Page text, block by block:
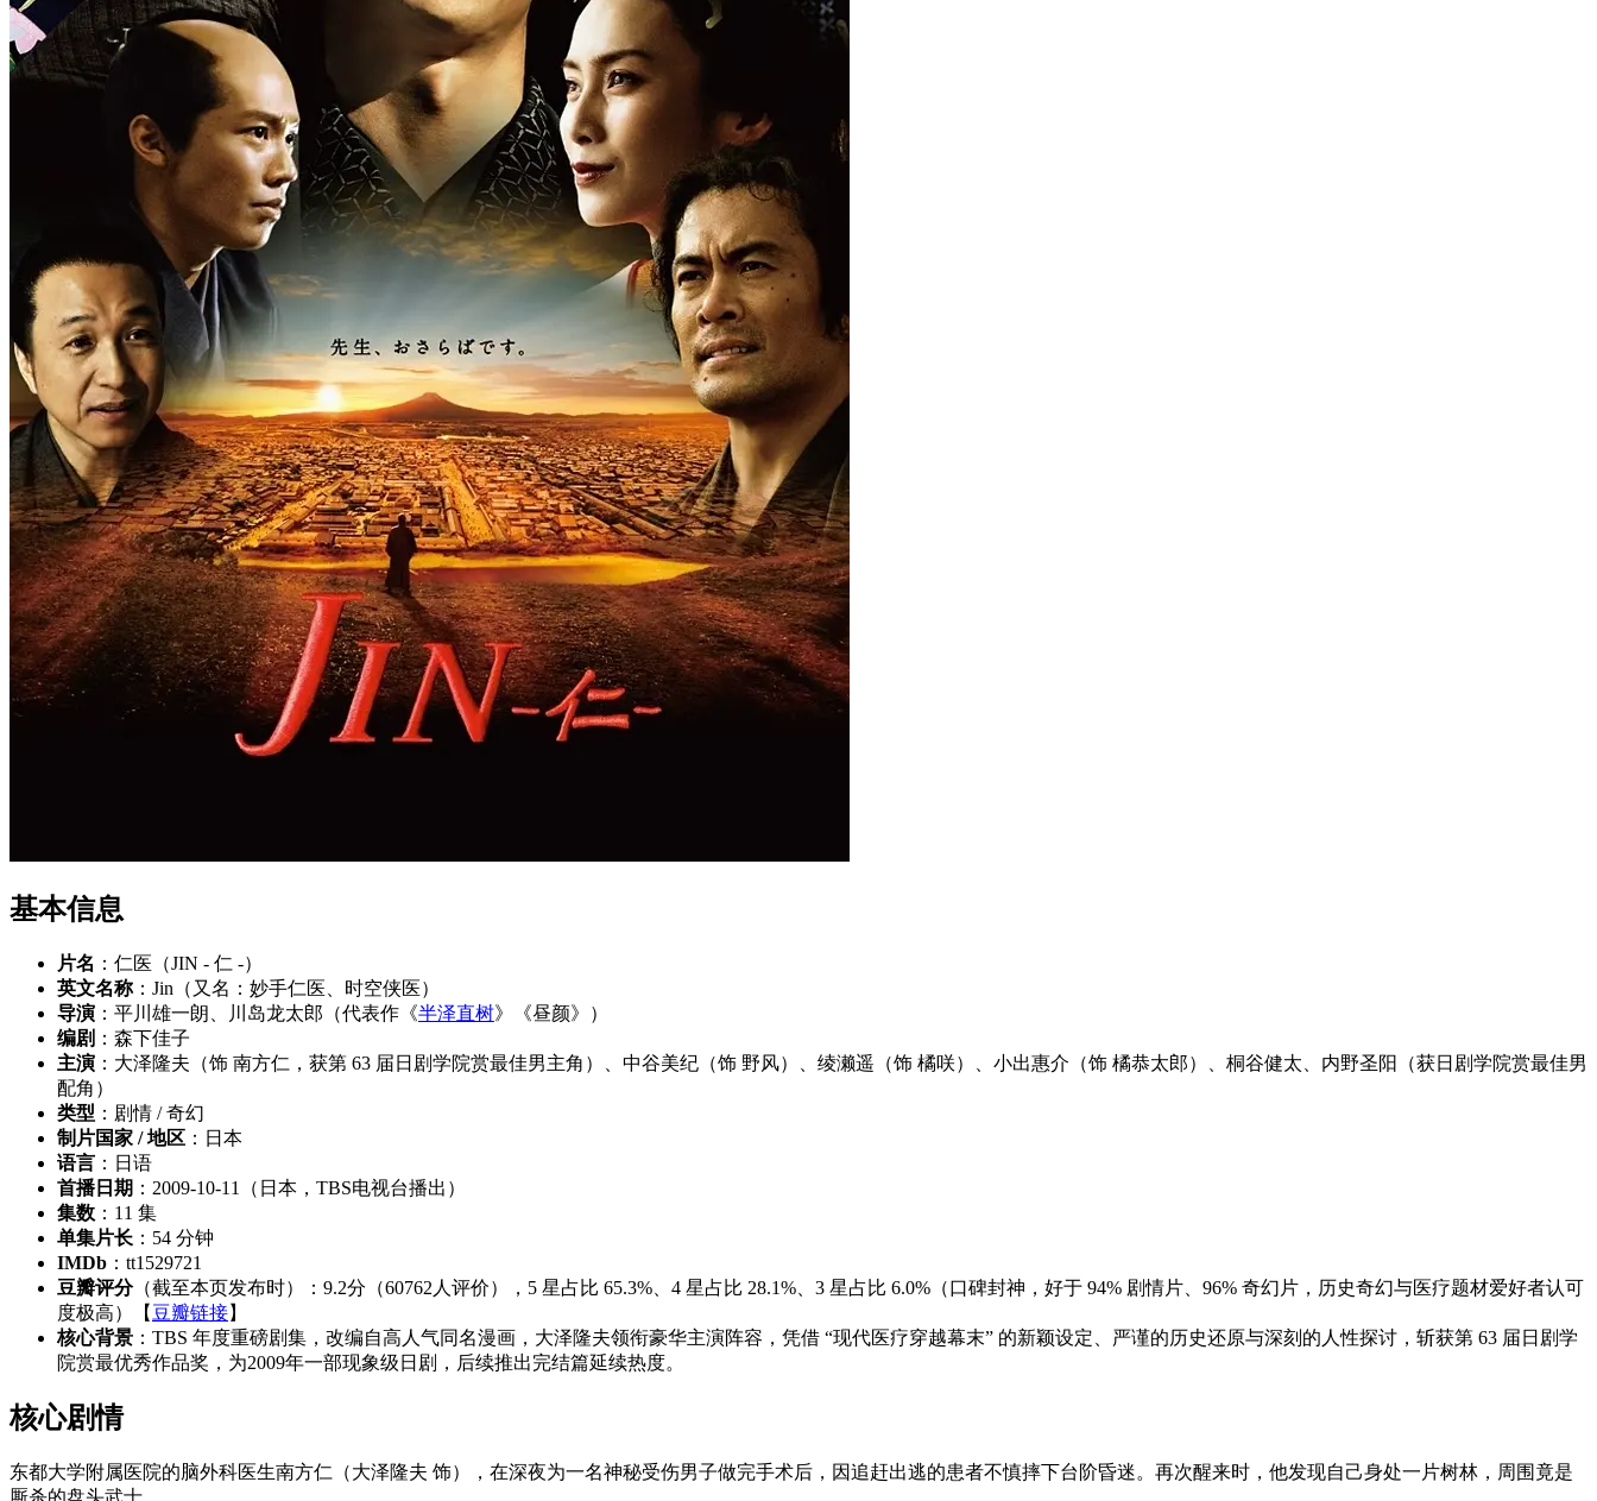
基本信息
片名 ：仁医（JIN - 仁 -）
英文名称：Jin（又名：妙手仁医、时空侠医）
导演 ：平川雄一朗、川岛龙太郎（代表作《半泽直树》《昼颜》）
编剧 ：森下佳子
主演 ：大泽隆夫（饰 南方仁，获第 63 届日剧学院赏最佳男主角）、中谷美纪（饰 野风）、绫濑遥（饰 橘咲）、小出惠介（饰 橘恭太郎）、桐谷健太、内野圣阳（获日剧学院赏最佳男
配角）
类型 ：剧情 / 奇幻
制片国家 / 地区 ：日本
语言 ：日语
首播日期 ：2009-10-11（日本，TBS电视台播出）
集数 ：11 集
单集片长 ：54 分钟
IMDb ：tt1529721
豆瓣评分（截至本页发布时）：9.2分（60762人评价），5 星占比 65.3%、4 星占比 28.1%、3 星占比 6.0%（口碑封神，好于 94% 剧情片、96% 奇幻片，历史奇幻与医疗题材爱好者认可
度极高）【 豆瓣链接】
核心背景 ：TBS 年度重磅剧集，改编自高人气同名漫画，大泽隆夫领衔豪华主演阵容，凭借 “现代医疗穿越幕末” 的新颖设定、严谨的历史还原与深刻的人性探讨，斩获第 63 届日剧学
院赏最优秀作品奖，为2009年一部现象级日剧，后续推出完结篇延续热度。
核心剧情
东都大学附属医院的脑外科医生南方仁（大泽隆夫 饰），在深夜为一名神秘受伤男子做完手术后，因追赶出逃的患者不慎摔下台阶昏迷。再次醒来时，他发现自己身处一片树林，周围竟是